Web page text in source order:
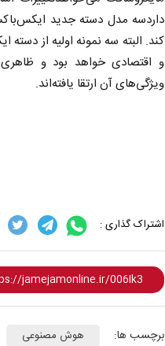
داردسه مدل دسته‌‌ جدید ایکس‌باکس
کند. البته سه نمونه‌‌ اولیه از
و اقتصادی خواهد بود و
ویژگی‌های آن ارتقا یافته‌اند.
اشتراک گذاری :
برچسب ها: هوش مصنوعی‌